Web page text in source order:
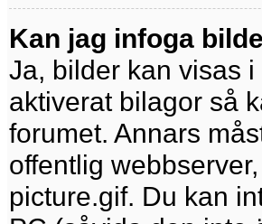
Kan jag infoga
Ja, bilder kan visas
aktiverat bilagor så
forumet. Annars
offentlig
picture.gif. Du kan